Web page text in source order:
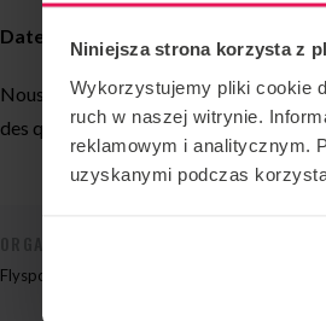
Niniejsza strona korzysta z
Wykorzystujemy pliki cookie
ruch w naszej witrynie.
reklamowym i analitycznym.
uzyskanymi podczas
Date :
Nous invitons Pro à chaque étape de
des questions, veuillez nous contacter à
Flyspot